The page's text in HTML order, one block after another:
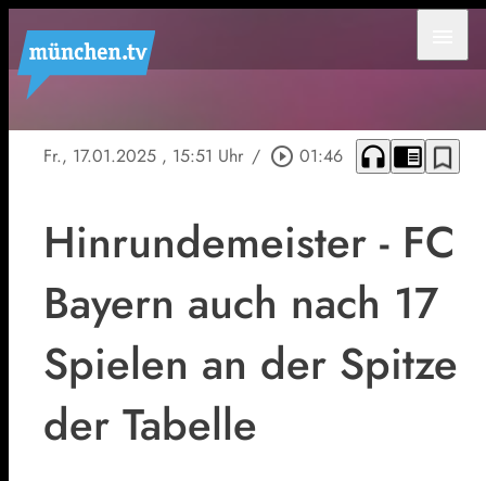
Fr., 17.01.2025 , 15:51 Uhr / play_circle_outline 01:46 headphones chrome_reader_mode bookmark_border
Hinrundemeister - FC
Bayern auch nach 17
Spielen an der Spitze
der Tabelle